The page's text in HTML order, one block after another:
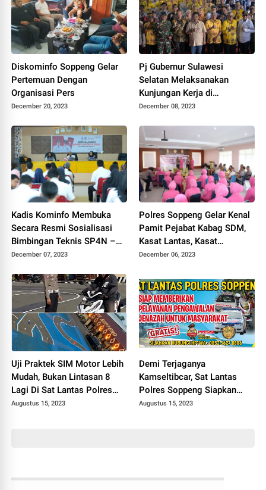
Diskominfo Soppeng Gelar
Pertemuan Dengan
Organisasi Pers
December 20, 2023
Pj Gubernur Sulawesi
Selatan Melaksanakan
Kunjungan Kerja di
Kab.Soppeng
December 08, 2023
Kadis Kominfo Membuka
Secara Resmi Sosialisasi
Bimbingan Teknis SP4N –
LAPOR & PPID Lingkup
December 07, 2023
Polres Soppeng Gelar Kenal
Pamit Pejabat Kabag SDM,
Kasat Lantas, Kasat
Intelkam, Kapolsek Lilirilau
December 06, 2023
Uji Praktek SIM Motor Lebih
Mudah, Bukan Lintasan 8
Lagi Di Sat Lantas Polres
Soppeng
Augustus 15, 2023
Demi Terjaganya
Kamseltibcar, Sat Lantas
Polres Soppeng Siapkan
Layanan Pengawalan
Augustus 15, 2023